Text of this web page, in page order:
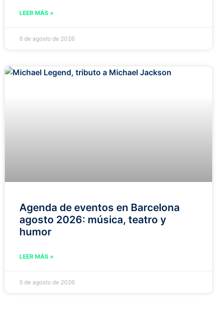
LEER MÁS »
6 de agosto de 2026
Agenda de eventos en Barcelona
agosto 2026: música, teatro y
humor
LEER MÁS »
5 de agosto de 2026